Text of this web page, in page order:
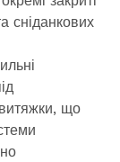
сніданкових
що